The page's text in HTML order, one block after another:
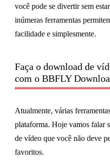
você pode se divertir sem
inúmeras ferramentas
facilidade e simplesmente.
Faça o download de
com o BBFLY
Atualmente, várias
plataforma. Hoje vamos falar
de vídeo que você não deve
favoritos.